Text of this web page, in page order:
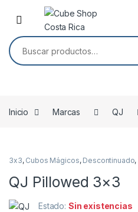
Skip to navigation
Skip to content
Buscar por:
Inicio Marcas QJ
3x3, Cubos Mágicos, Descontinuado,
QJ Pillowed 3×3
Estado: Sin existencias